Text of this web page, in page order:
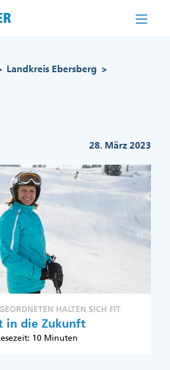
Landkreis Ebersberg >
28. März 2023
HALTEN SICH FIT
in die Zukunft
10 Minuten